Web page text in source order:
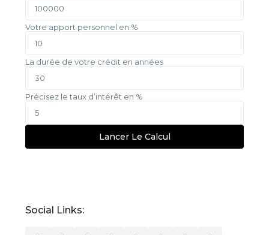
Votre apport personnel en %
La durée de votre crédit en années
Précisez le taux d’intérêt en %
Lancer Le Calcul
Social Links: